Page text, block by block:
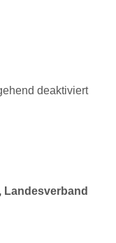
deaktiviert